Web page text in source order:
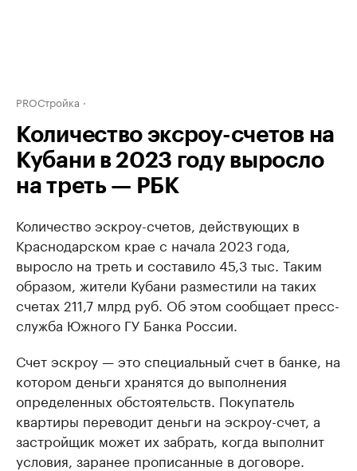
PROСтройка
Количество эксроу-счетов на
Кубани в 2023 году выросло
на треть — РБК
Количество эскроу-счетов, действующих в
Краснодарском крае с начала 2023 года,
выросло на треть и составило 45,3 тыс. Таким
образом, жители Кубани разместили на таких
счетах 211,7 млрд руб. Об этом сообщает пресс-
служба Южного ГУ Банка России.
Счет эскроу — это специальный счет в банке, на
котором деньги хранятся до выполнения
определенных обстоятельств. Покупатель
квартиры переводит деньги на эскроу-счет, а
застройщик может их забрать, когда выполнит
условия, заранее прописанные в договоре.